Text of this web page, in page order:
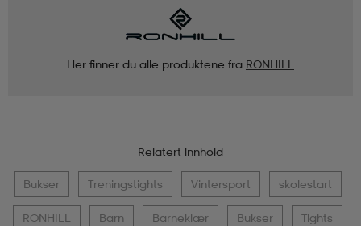
Her finner du alle produktene fra RONHILL
Relatert innhold
Bukser Treningstights Vintersport skolestart
RONHILL Barn Barneklær Bukser Tights